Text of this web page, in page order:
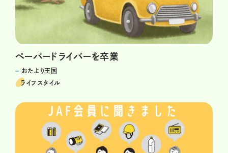
ペーパードライバーを卒業
おたより王国
ライフスタイル